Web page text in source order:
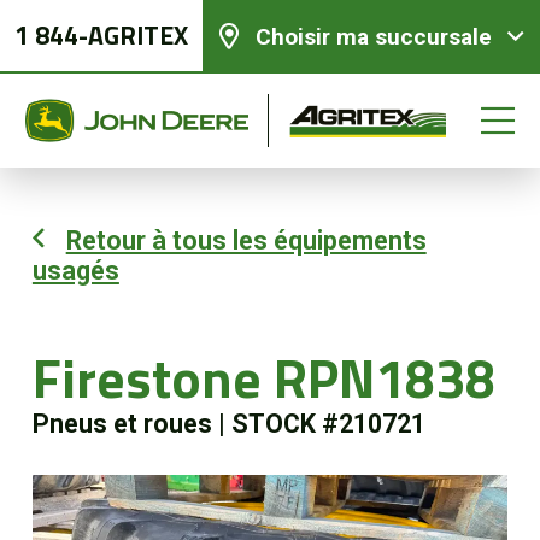
1 844-AGRITEX Choisir ma succursale
Retour à tous les équipements
usagés
Firestone RPN1838
Pneus et roues STOCK #210721
Équipements neufs
Équipements usagés
Pièces et services
Agriculture de précision